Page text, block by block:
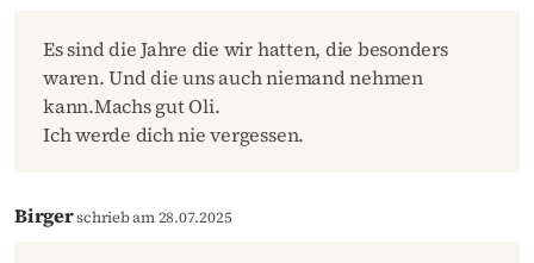
Es sind die Jahre die wir hatten, die besonders
waren. Und die uns auch niemand nehmen
kann.Machs gut Oli.
Ich werde dich nie vergessen.
Birgerschrieb am 28.07.2025